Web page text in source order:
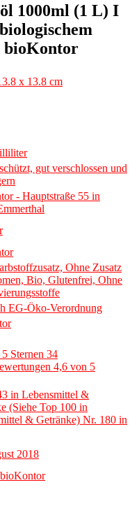
1000ml (1 L) I
bioKontor
x 13.8 cm
gut verschlossen und
- Hauptstraße 55 in
Ohne Zusatz
Bio, Glutenfrei, Ohne
EG-Öko-Verordnung
Sternen 34
4,6 von 5
in Lebensmittel &
(Siehe Top 100 in
& Getränke) Nr. 180 in
2018